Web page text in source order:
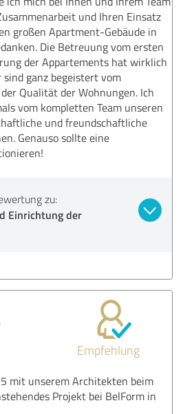
und Ihren Einsatz
großen Apartment-Gebäude in
Die Betreuung vom ersten
der Appartements hat wirklich
ganz begeistert vom
Qualität der Wohnungen. Ich
vom kompletten Team unseren
und freundschaftliche
Genauso sollte eine
zu:
Einrichtung der
Empfehlung
mit unserem Architekten beim
Projekt bei BelForm in